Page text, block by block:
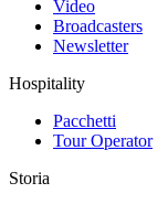
Video
Broadcasters
Newsletter
Hospitality
Pacchetti
Tour Operator
Storia